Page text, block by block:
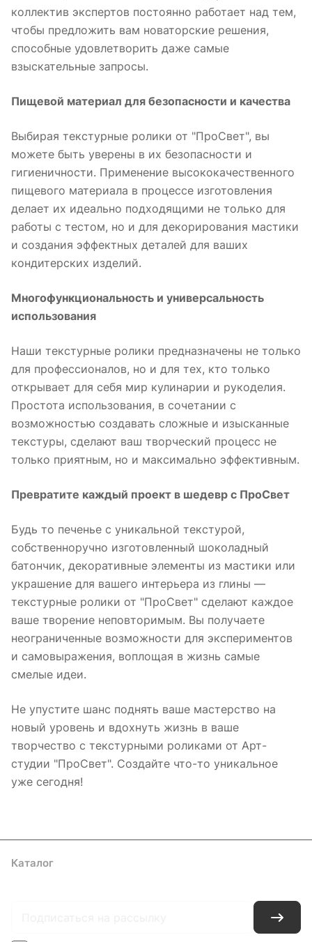
коллектив экспертов постоянно работает над тем,
чтобы предложить вам новаторские решения,
способные удовлетворить даже самые
взыскательные запросы.
Пищевой материал для безопасности и качества
Выбирая текстурные ролики от "ПроСвет", вы
можете быть уверены в их безопасности и
гигиеничности. Применение высококачественного
пищевого материала в процессе изготовления
делает их идеально подходящими не только для
работы с тестом, но и для декорирования мастики
и создания эффектных деталей для ваших
кондитерских изделий.
Многофункциональность и универсальность
использования
Наши текстурные ролики предназначены не только
для профессионалов, но и для тех, кто только
открывает для себя мир кулинарии и рукоделия.
Простота использования, в сочетании с
возможностью создавать сложные и изысканные
текстуры, сделают ваш творческий процесс не
только приятным, но и максимально эффективным.
Превратите каждый проект в шедевр с ПроСвет
Будь то печенье с уникальной текстурой,
собственноручно изготовленный шоколадный
батончик, декоративные элементы из мастики или
украшение для вашего интерьера из глины —
текстурные ролики от "ПроСвет" сделают каждое
ваше творение неповторимым. Вы получаете
неограниченные возможности для экспериментов
и самовыражения, воплощая в жизнь самые
смелые идеи.
Не упустите шанс поднять ваше мастерство на
новый уровень и вдохнуть жизнь в ваше
творчество с текстурными роликами от Арт-
студии "ПроСвет". Создайте что-то уникальное
уже сегодня!
Каталог